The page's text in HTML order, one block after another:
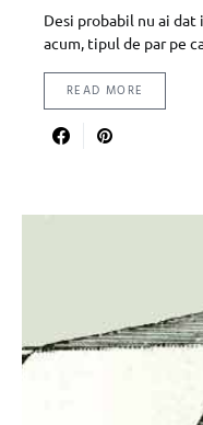
Desi probabil nu ai
acum, tipul de par pe
READ MORE